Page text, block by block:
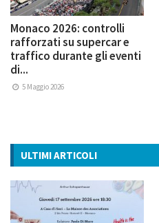
Monaco 2026: controlli
rafforzati su supercar e
traffico durante gli eventi
di...
5 Maggio 2026
ULTIMI ARTICOLI